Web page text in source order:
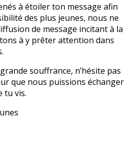
à étoiler ton message afin
des plus jeunes, nous ne
de message incitant à la
à y prêter attention dans
souffrance, n’hésite pas
que nous puissions échanger
tu vis.